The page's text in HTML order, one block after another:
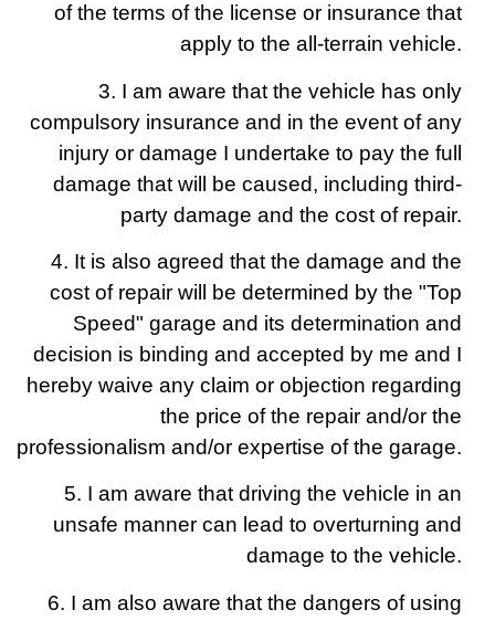
of the terms of the license or insurance that
apply to the all-terrain vehicle.
3. I am aware that the vehicle has only
compulsory insurance and in the event of any
injury or damage I undertake to pay the full
damage that will be caused, including third-
party damage and the cost of repair.
4. It is also agreed that the damage and the
cost of repair will be determined by the "Top
Speed" garage and its determination and
decision is binding and accepted by me and I
hereby waive any claim or objection regarding
the price of the repair and/or the
professionalism and/or expertise of the garage.
5. I am aware that driving the vehicle in an
unsafe manner can lead to overturning and
damage to the vehicle.
6. I am also aware that the dangers of using